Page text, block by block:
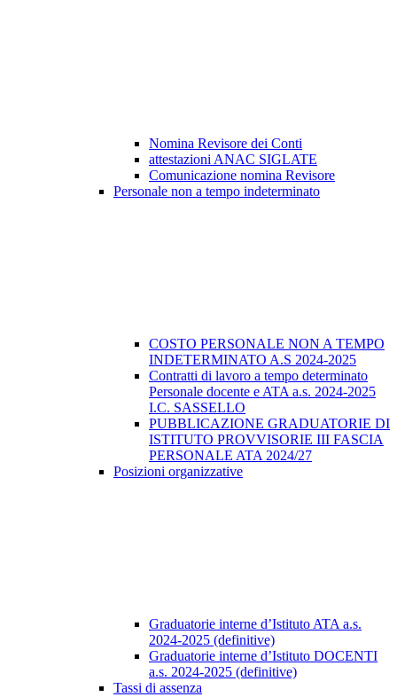
Nomina Revisore dei Conti
attestazioni ANAC SIGLATE
Comunicazione nomina Revisore
Personale non a tempo indeterminato
COSTO PERSONALE NON A TEMPO
INDETERMINATO A.S 2024-2025
Contratti di lavoro a tempo determinato
Personale docente e ATA a.s. 2024-2025
I.C. SASSELLO
PUBBLICAZIONE GRADUATORIE DI
ISTITUTO PROVVISORIE III FASCIA
PERSONALE ATA 2024/27
Posizioni organizzative
Graduatorie interne d’Istituto ATA a.s.
2024-2025 (definitive)
Graduatorie interne d’Istituto DOCENTI
a.s. 2024-2025 (definitive)
Tassi di assenza